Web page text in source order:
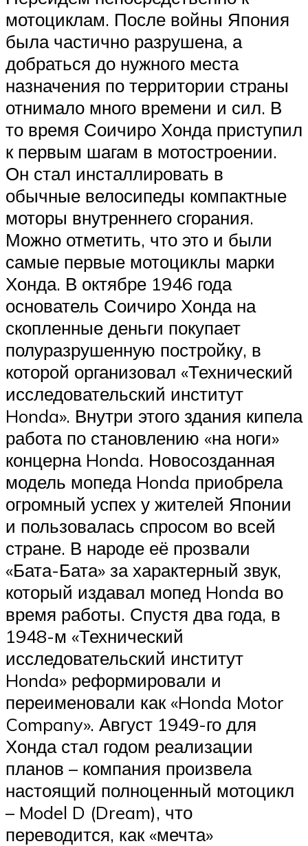
мотоциклам. После войны Япония
была частично разрушена, а
добраться до нужного места
назначения по территории страны
отнимало много времени и сил. В
то время Соичиро Хонда приступил
к первым шагам в мотостроении.
Он стал инсталлировать в
обычные велосипеды компактные
моторы внутреннего сгорания.
Можно отметить, что это и были
самые первые мотоциклы марки
Хонда. В октябре 1946 года
основатель Соичиро Хонда на
скопленные деньги покупает
полуразрушенную постройку, в
которой организовал «Технический
исследовательский институт
Honda». Внутри этого здания кипела
работа по становлению «на ноги»
концерна Honda. Новосозданная
модель мопеда Honda приобрела
огромный успех у жителей Японии
и пользовалась спросом во всей
стране. В народе её прозвали
«Бата-Бата» за характерный звук,
который издавал мопед Honda во
время работы. Спустя два года, в
1948-м «Технический
исследовательский институт
Honda» реформировали и
переименовали как «Honda Motor
Company». Август 1949-го для
Хонда стал годом реализации
планов – компания произвела
настоящий полноценный мотоцикл
– Model D (Dream), что
переводится, как «мечта»